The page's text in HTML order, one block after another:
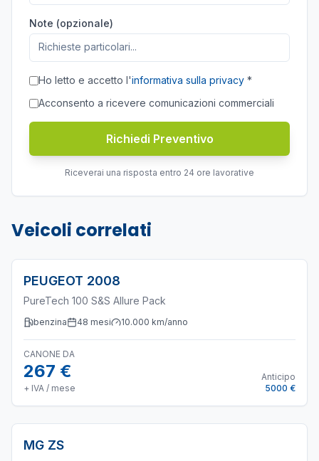
Note (opzionale)
Ho letto e accetto l'informativa sulla privacy *
Acconsento a ricevere comunicazioni commerciali
Richiedi Preventivo
Riceverai una risposta entro 24 ore lavorative
Veicoli correlati
PEUGEOT 2008
PureTech 100 S&S Allure Pack
benzina 48 mesi 10.000 km/anno
CANONE DA
267 €
+ IVA / mese
Anticipo
5000 €
MG ZS